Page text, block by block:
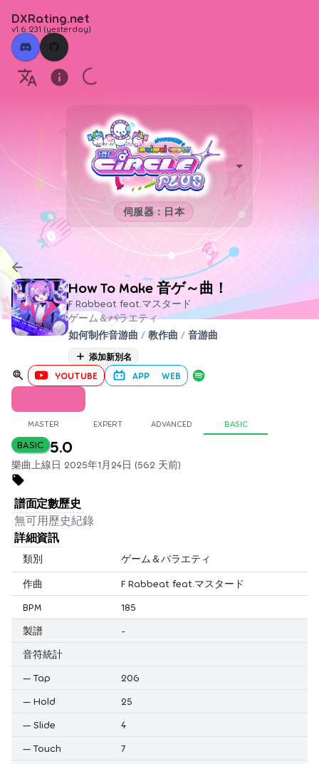
DXRating.net
v1.6.231 (yesterday)
伺服器：日本
How To Make 音ゲ～曲！
F Rabbeat feat.マスタード
ゲーム＆バラエティ
如何制作音游曲 / 教作曲 / 音游曲
添加新別名
YOUTUBE APP WEB
MASTER EXPERT ADVANCED BASIC
BASIC 5.0
樂曲上線日 2025年1月24日 (562 天前)
譜面定數歷史
無可用歷史紀錄
詳細資訊
類別 ゲーム＆バラエティ
作曲
F Rabbeat feat.マスタード
BPM
185
製譜
-
音符統計
— Tap
206
— Hold
25
— Slide
4
— Touch
7